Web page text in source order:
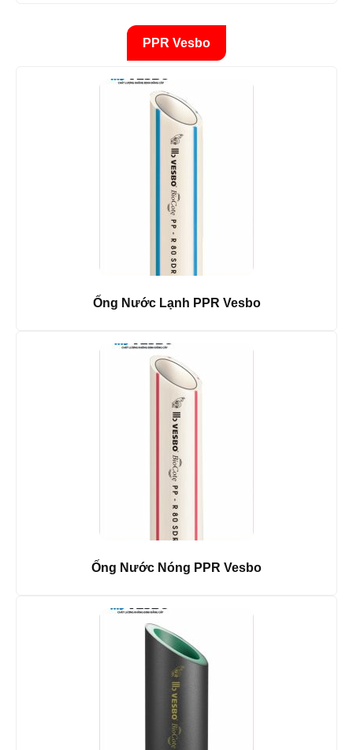
PPR Vesbo
Ống Nước Lạnh PPR Vesbo
Ống Nước Nóng PPR Vesbo